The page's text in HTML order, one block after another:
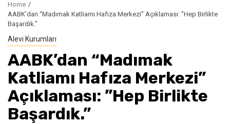
Home
AABK’dan “Madımak Katliamı Hafıza Merkezi” Açıklaması: ”Hep Birlikte
Başardık.”
Alevi Kurumları
AABK’dan “Madımak
Katliamı Hafıza Merkezi”
Açıklaması: ”Hep Birlikte
Başardık.”